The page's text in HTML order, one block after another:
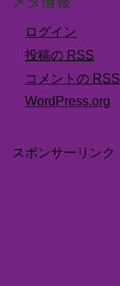
ログイン
投稿の RSS
コメントの RSS
WordPress.org
スポンサーリンク